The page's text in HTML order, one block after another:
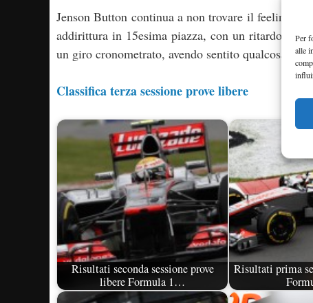
Per
alle
Jenson Button continua a non trovare il feeling
addirittura in 15esima piazza, con un ritardo di
un giro cronometrato, avendo sentito qualcosa di
Classifica terza sessione prove libere
Risultati seconda sessione prove
libere Formula 1…
Risultati prima